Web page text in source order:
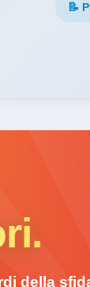
📝
della